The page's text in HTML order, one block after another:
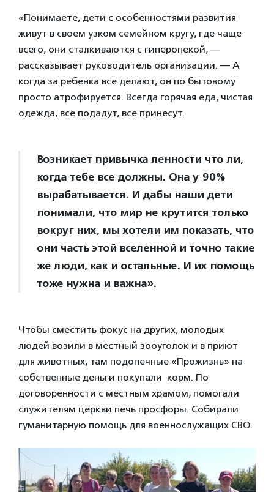
«Понимаете, дети с особенностями развития
живут в своем узком семейном кругу, где чаще
всего, они сталкиваются с гиперопекой, —
рассказывает руководитель организации. — А
когда за ребенка все делают, он по бытовому
просто атрофируется. Всегда горячая еда, чистая
одежда, все подадут, все принесут.
Возникает привычка ленности что ли,
когда тебе все должны. Она у 90%
вырабатывается. И дабы наши дети
понимали, что мир не крутится только
вокруг них, мы хотели им показать, что
они часть этой вселенной и точно такие
же люди, как и остальные. И их помощь
тоже нужна и важна».
Чтобы сместить фокус на других, молодых
людей возили в местный зооуголок и в приют
для животных, там подопечные «Прожизнь» на
собственные деньги покупали корм. По
договоренности с местным храмом, помогали
служителям церкви печь просфоры. Собирали
гуманитарную помощь для военнослужащих СВО.